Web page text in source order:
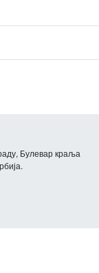
Булевар краља